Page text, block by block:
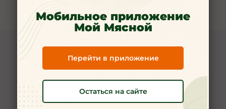
Наличие
О компании
Новости
Мобильное приложение
Мой Мясной
Перейти в приложение
Остаться на сайте